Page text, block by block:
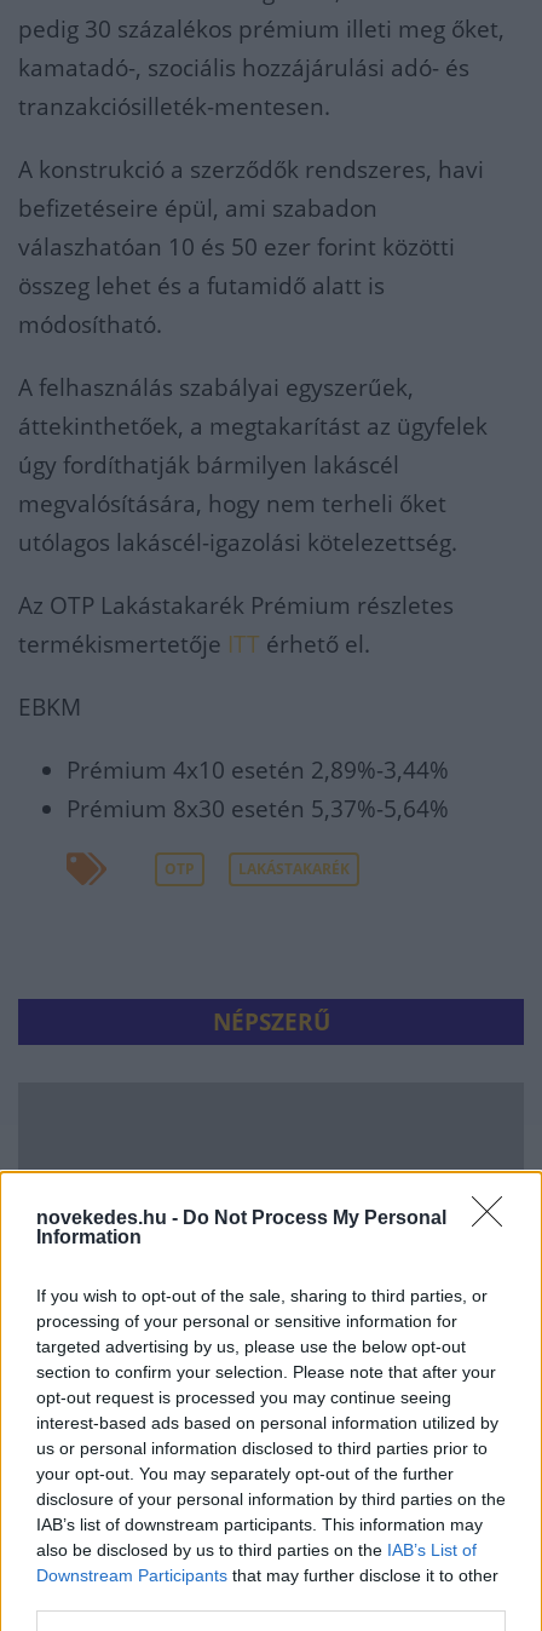
novekedes.hu - Do Not Process My Personal
Information
If you wish to opt-out of the sale, sharing to third parties, or
processing of your personal or sensitive information for
targeted advertising by us, please use the below opt-out
section to confirm your selection. Please note that after your
opt-out request is processed you may continue seeing
interest-based ads based on personal information utilized by
us or personal information disclosed to third parties prior to
your opt-out. You may separately opt-out of the further
disclosure of your personal information by third parties on the
IAB’s list of downstream participants. This information may
also be disclosed by us to third parties on the IAB’s List of
Downstream Participants that may further disclose it to other
pedig 30 százalékos prémium illeti meg őket,
kamatadó-, szociális hozzájárulási adó- és
tranzakciósilleték-mentesen.
A konstrukció a szerződők rendszeres, havi
befizetéseire épül, ami szabadon
válaszhatóan 10 és 50 ezer forint közötti
összeg lehet és a futamidő alatt is
módosítható.
A felhasználás szabályai egyszerűek,
áttekinthetőek, a megtakarítást az ügyfelek
úgy fordíthatják bármilyen lakáscél
megvalósítására, hogy nem terheli őket
utólagos lakáscél-igazolási kötelezettség.
Az OTP Lakástakarék Prémium részletes
termékismertetője ITT érhető el.
EBKM
Prémium 4x10 esetén 2,89%-3,44%
Prémium 8x30 esetén 5,37%-5,64%
OTP LAKÁSTAKARÉK
NÉPSZERŰ
Hitelfordulat 2026: elzárja a pénzcsapot az
állam
ELEMZÉSEK 2026. júl. 22.